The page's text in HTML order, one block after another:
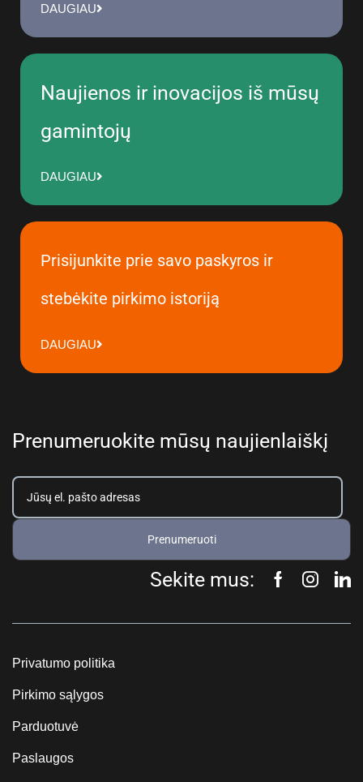
DAUGIAU
Naujienos ir inovacijos iš mūsų
gamintojų
DAUGIAU
Prisijunkite prie savo paskyros ir
stebėkite pirkimo istoriją
DAUGIAU
Prenumeruokite mūsų naujienlaiškį
Prenumeruoti
Sekite mus:
Privatumo politika
Pirkimo sąlygos
Parduotuvė
Paslaugos